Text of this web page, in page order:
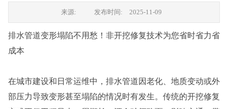
来源: 发布时间: 2025-11-09
排水管道变形塌陷不用愁！非开挖修复技术为您省时省力省
成本
在城市建设和日常运维中，排水管道因老化、地质变动或外
部压力导致变形甚至塌陷的情况时有发生。传统的开挖修复